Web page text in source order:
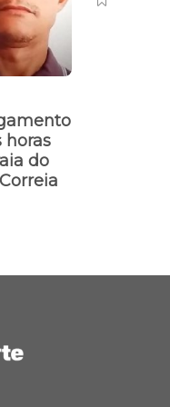
horas
do